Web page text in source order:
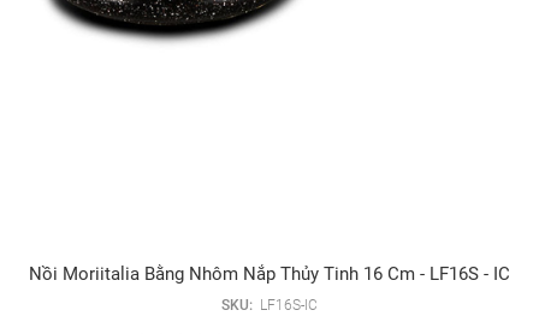
Nồi Moriitalia Bằng Nhôm Nắp Thủy Tinh 16 Cm - LF16S - IC
SKU: LF16S-IC